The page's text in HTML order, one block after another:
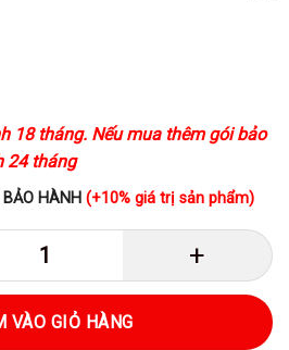
18 tháng. Nếu mua thêm gói bảo
24 tháng
HÀNH (+10% giá trị sản phẩm)
Anker A1245 - Pin dự phòng
VÀO GIỎ HÀNG